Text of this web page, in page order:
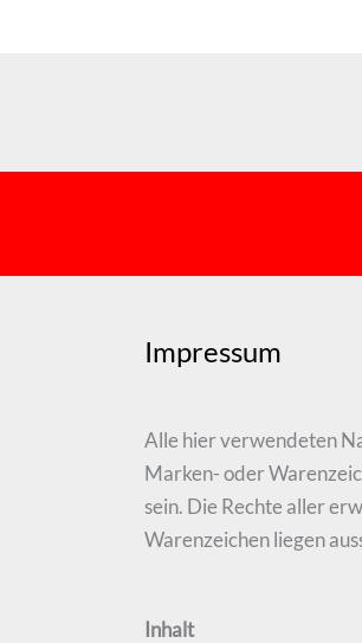
Impressum
Alle hier verwendeten
Marken- oder
sein. Die Rechte aller
Warenzeichen liegen
Inhalt